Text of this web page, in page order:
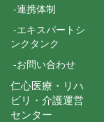
-連携体制
-エキスパートシ
ンクタンク
-お問い合わせ
仁心医療・リハ
ビリ・介護運営
センター